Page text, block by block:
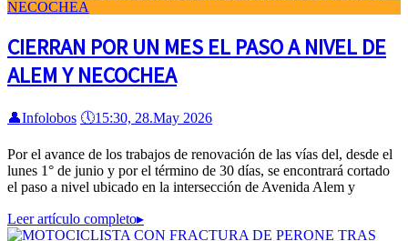
CIERRAN POR UN MES EL PASO A NIVEL DE
ALEM Y NECOCHEA
👤Infolobos 🕔15:30, 28.May 2026
Por el avance de los trabajos de renovación de las vías del, desde el
lunes 1° de junio y por el término de 30 días, se encontrará cortado
el paso a nivel ubicado en la intersección de Avenida Alem y
Leer artículo completo▸